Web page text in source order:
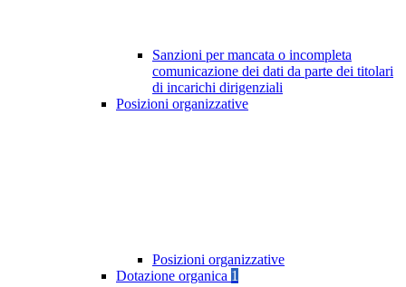
Sanzioni per mancata o incompleta
comunicazione dei dati da parte dei titolari
di incarichi dirigenziali
Posizioni organizzative
Posizioni organizzative
Dotazione organica 1